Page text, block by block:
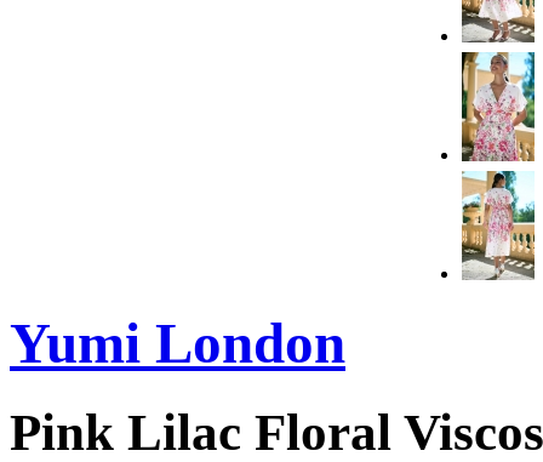
Yumi London
Pink Lilac Floral